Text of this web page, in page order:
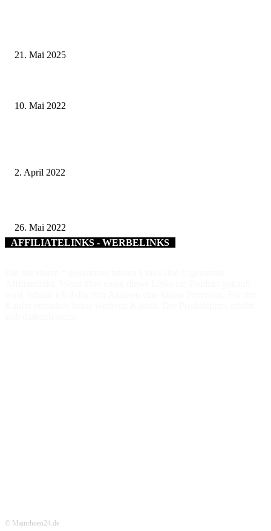
21. Mai 2025
10. Mai 2022
2. April 2022
26. Mai 2022
AFFILIATELINKS - WERBELINKS
© Mainrhoen24.de